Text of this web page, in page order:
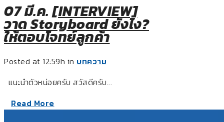
07 มี.ค. [INTERVIEW]
วาด Storyboard ยังไง?
ให้ตอบโจทย์ลูกค้า
Posted at 12:59h in บทความ
แนะนำตัวหน่อยครับ สวัสดีครับ...
Read More